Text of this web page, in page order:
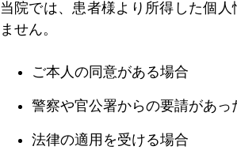
当院では、患者様より所得した個
ません。
ご本人の同意がある場合
警察や官公署からの要請があっ
法律の適用を受ける場合